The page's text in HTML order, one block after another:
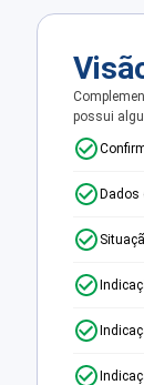
possui
Dados